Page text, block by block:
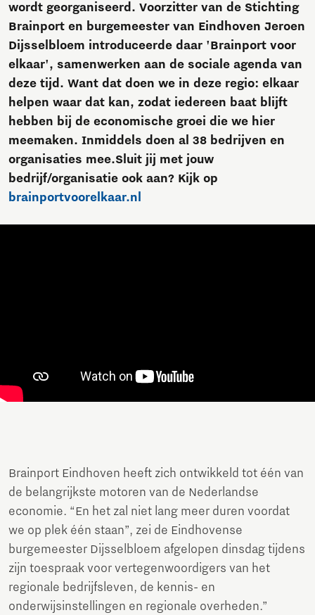
wordt georganiseerd. Voorzitter van de Stichting
Brainport en burgemeester van Eindhoven Jeroen
Dijsselbloem introduceerde daar 'Brainport voor
elkaar', samenwerken aan de sociale agenda van
deze tijd. Want dat doen we in deze regio: elkaar
helpen waar dat kan, zodat iedereen baat blijft
hebben bij de economische groei die we hier
meemaken. Inmiddels doen al 38 bedrijven en
organisaties mee.Sluit jij met jouw
bedrijf/organisatie ook aan? Kijk op
brainportvoorelkaar.nl
Brainport Eindhoven heeft zich ontwikkeld tot één van
de belangrijkste motoren van de Nederlandse
economie. “En het zal niet lang meer duren voordat
we op plek één staan”, zei de Eindhovense
burgemeester Dijsselbloem afgelopen dinsdag tijdens
zijn toespraak voor vertegenwoordigers van het
regionale bedrijfsleven, de kennis- en
onderwijsinstellingen en regionale overheden.”